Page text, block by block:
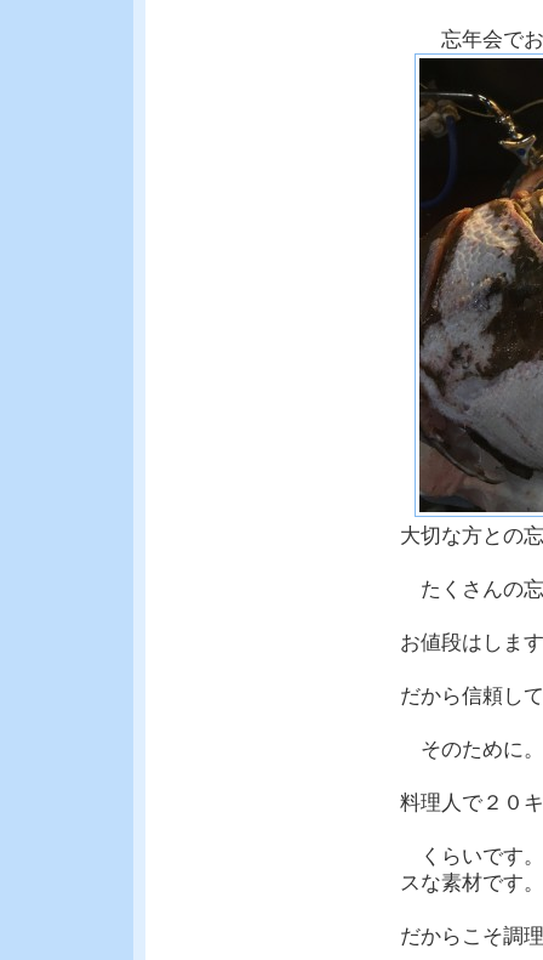
忘年会でお
大切な方との
たくさんの
お値段はしま
だから信頼し
そのために
料理人で２０
くらいです
スな素材で
だからこそ調